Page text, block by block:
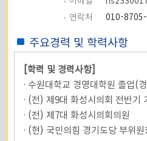
연락처
010-
주요경력 및 학력사항
[학력 및 경력사항]
· 수원대학교 경영대학원 졸업(
· (전) 제9대 화성시의회 전반기
· (전) 제7대 화성시의회의원
· (현) 국민의힘 경기도당 부위원